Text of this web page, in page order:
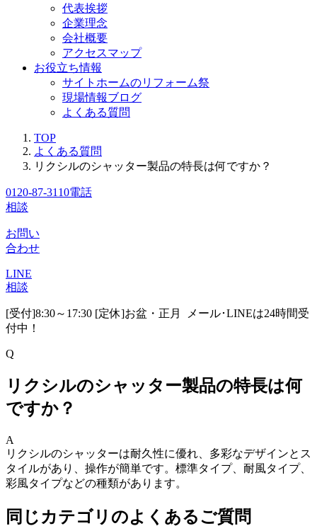
代表挨拶
企業理念
会社概要
アクセスマップ
お役立ち情報
サイトホームのリフォーム祭
現場情報ブログ
よくある質問
TOP
よくある質問
リクシルのシャッター製品の特長は何ですか？
0120-87-3110電話
相談
お問い
合わせ
LINE
相談
[受付]8:30～17:30 [定休]お盆・正月
メール･LINEは24時間受
付中！
Q
リクシルのシャッター製品の特長は何
ですか？
A
リクシルのシャッターは耐久性に優れ、多彩なデザインとス
タイルがあり、操作が簡単です。標準タイプ、耐風タイプ、
彩風タイプなどの種類があります。
同じカテゴリのよくあるご質問